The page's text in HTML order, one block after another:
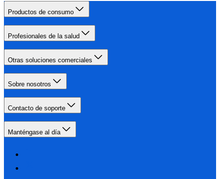
Productos de consumo
Profesionales de la salud
Otras soluciones comerciales
Sobre nosotros
Contacto de soporte
Manténgase al día